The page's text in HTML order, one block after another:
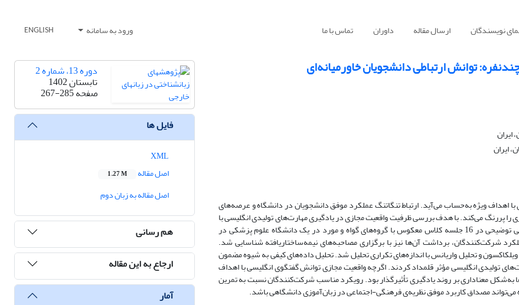
نویسندگان ارسال مقاله داوران تماس با ما ورود به سامانه ENGLISH
توانش ارتباطی دانشجویان خاورمیانه‌ای
ایران
ایران
اهداف ویژه به‌حساب می‌آید. ارتباط تنگاتنگ عملکرد موفق دانشجویان در دانشگاه و عرصه‌های
را پررنگ می‌کند. با هدف بررسی ظرفیت واقعیت مجازی در یادگیری مهارت‌های تولیدی انگلیسی با
اهداف پزشکی، این پژوهش مداخله‌ای با استفاده از طرح ترکیبی با رویکرد متوالی توضیحی در 16 جلسه‌ کلاس معکوس با گروه‌های گواه و مورد در یک دانشگاه علوم پزشکی در
شرکت‌کنندگان، برداشت آن‌ها نیز با برگزاری مصاحبه‌های نیمه‌ساختاریافته شناسایی شد.
و تحلیل واریانس با اندازه‌های تکراری تحلیل شد. تحلیل داده‌های کیفی به شیوه مضمون
تولیدی انگلیسی مؤثر قلمداد کردند. اگرچه واقعیت مجازی توانش گفتگوی انگلیسی با اهداف
به‌شکل معناداری بر روند یادگیری تأثیرگذار بود. رویکرد مناسب شرکت‌کنندگان نسبت به تمرین
مصداق کاربرد موفق نظریه‌ی فرهنگی-اجتماعی در زبان‌آموزی دانشگاهی باشد.
دوره 13، شماره 2
تابستان 1402
صفحه267-285
فایل ها
اصل مقاله
1.27 M
اصل مقاله به زبان دوم
هم رسانی
ارجاع به این مقاله
آمار